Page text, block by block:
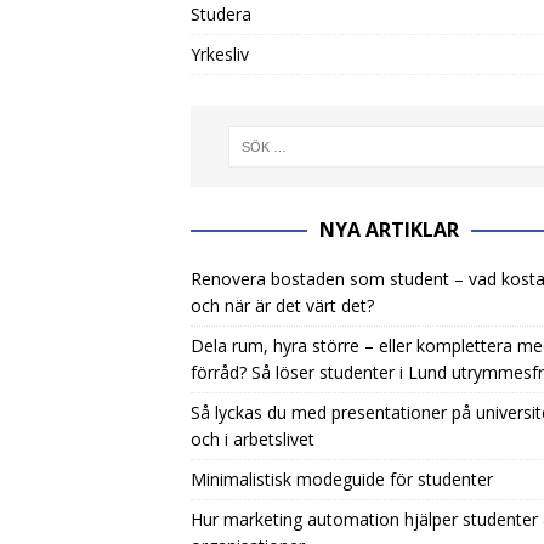
Studera
Yrkesliv
NYA ARTIKLAR
Renovera bostaden som student – vad
och när är det värt det?
Dela rum, hyra större – eller komplettera
förråd? Så löser studenter i Lund
Så lyckas du med presentationer på
och i arbetslivet
Minimalistisk modeguide för studenter
Hur marketing automation hjälper studenter